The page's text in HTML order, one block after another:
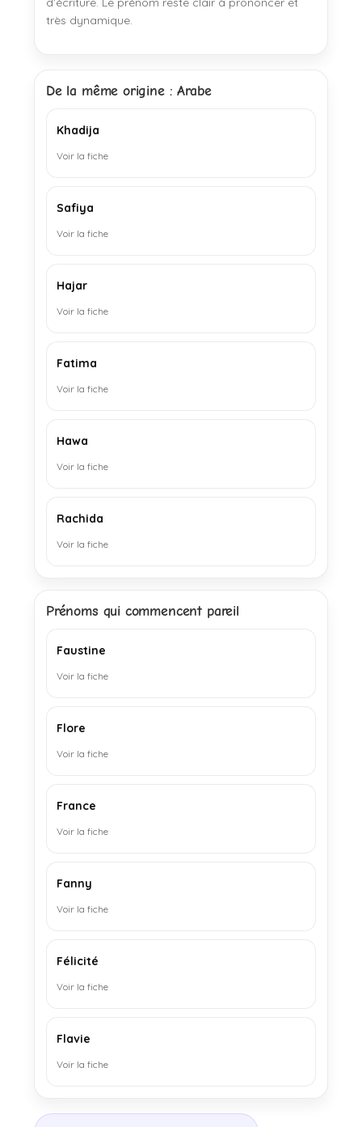
très dynamique.
De la même origine : Arabe
Khadija
Voir la fiche
Safiya
Voir la fiche
Hajar
Voir la fiche
Fatima
Voir la fiche
Hawa
Voir la fiche
Rachida
Voir la fiche
Prénoms qui commencent pareil
Faustine
Voir la fiche
Flore
Voir la fiche
France
Voir la fiche
Fanny
Voir la fiche
Félicité
Voir la fiche
Flavie
Voir la fiche